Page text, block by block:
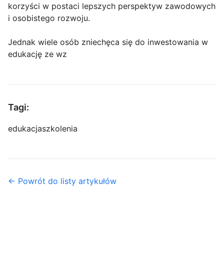
korzyści w postaci lepszych perspektyw zawodowych
i osobistego rozwoju.
Jednak wiele osób zniechęca się do inwestowania w
edukację ze wz
Tagi:
edukacjaszkolenia
← Powrót do listy artykułów